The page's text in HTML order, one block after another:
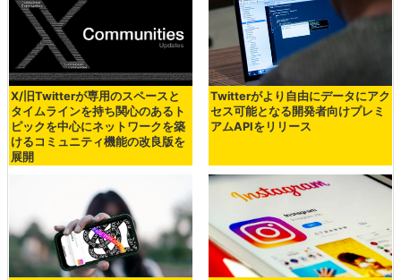
X/旧Twitterが専用のスペースと
タイムラインを持ち関心のあるト
ピックを中心にネットワークを築
けるコミュニティ機能の改良版を
展開
Twitterがより自由にデータにアク
セス可能となる開発者向けプレミ
アムAPIをリリース